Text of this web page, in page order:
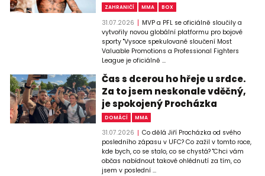
ZAHRANIČÍ MMA BOX
31.07.2026
MVP a PFL se oficiálně sloučily a
vytvořily novou globální platformu pro bojové
sporty "Vysoce spekulované sloučení Most
Valuable Promotions a Professional Fighters
League je oficiálně ...
Čas s dcerou ho hřeje u srdce.
Za to jsem neskonale vděčný,
je spokojený Procházka
DOMÁCÍ MMA
31.07.2026
Co dělá Jiří Procházka od svého
posledního zápasu v UFC? Co zažil v tomto roce,
kde bych, co se stalo, co se chystá? "Chci vám
občas nabídnout takové ohlédnutí za tím, co
jsem v poslední ...